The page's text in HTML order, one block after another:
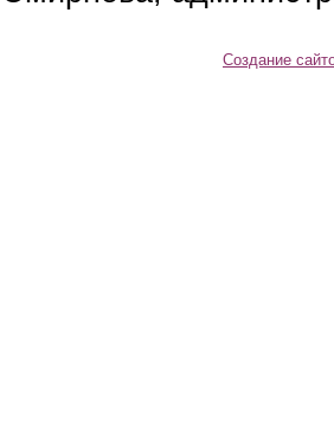
Создание